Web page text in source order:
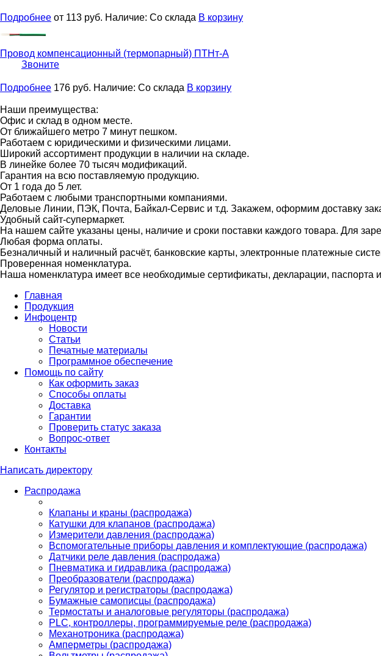
Подробнее от 113 руб. Наличие: Со склада В корзину
Провод компенсационный (термопарный) ПТНт-А
Звоните
Подробнее 176 руб. Наличие: Со склада В корзину
Наши преимущества:
Офис и склад в одном месте.
От ближайшего метро 7 минут пешком.
Работаем с юридическими и физическими лицами.
Широкий ассортимент продукции в наличии на складе.
В линейке более 70 тысяч модификаций.
Гарантия на всю поставляемую продукцию.
От 1 года до 5 лет.
Работаем с любыми транспортными компаниями.
Деловые Линии, ПЭК, Почта, Байкал-Сервис и т.д. Закажем, оформим доставку
Удобный сайт-супермаркет.
На нашем сайте указаны цены, наличие и сроки поставки каждого товара. Для
Любая форма оплаты.
Безналичный и наличный расчёт, банковские карты, электронные платежные
Проверенная номенклатура.
Наша номенклатура имеет все необходимые сертификаты, декларации, паспорта
Главная
Продукция
Инфоцентр
Новости
Статьи
Печатные материалы
Программное обеспечение
Помощь по сайту
Как оформить заказ
Способы оплаты
Доставка
Гарантии
Проверить статус заказа
Вопрос-ответ
Контакты
Написать директору
Распродажа
Клапаны и краны (распродажа)
Катушки для клапанов (распродажа)
Измерители давления (распродажа)
Вспомогательные приборы давления и комплектующие (распродажа)
Датчики реле давления (распродажа)
Пневматика и гидравлика (распродажа)
Преобразователи (распродажа)
Регулятор и регистраторы (распродажа)
Бумажные самописцы (распродажа)
Термостаты и аналоговые регуляторы (распродажа)
PLС, контроллеры, программируемые реле (распродажа)
Механотроника (распродажа)
Амперметры (распродажа)